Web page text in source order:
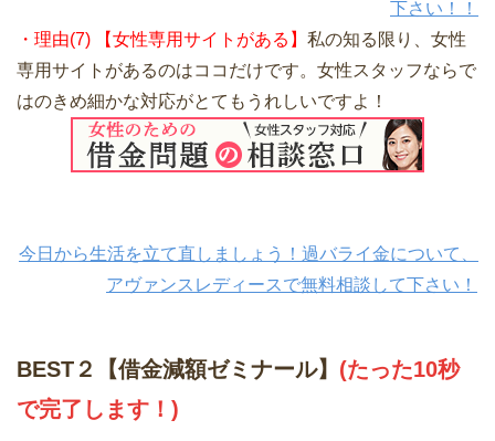
下さい！！
・理由(7) 【女性専用サイトがある】 私の知る限り、女性
専用サイトがあるのはココだけです。女性スタッフならで
はのきめ細かな対応がとてもうれしいですよ！
今日から生活を立て直しましょう！過バライ金について、
アヴァンスレディースで無料相談して下さい！
BEST２【借金減額ゼミナール】 (たった10秒
で完了します！)